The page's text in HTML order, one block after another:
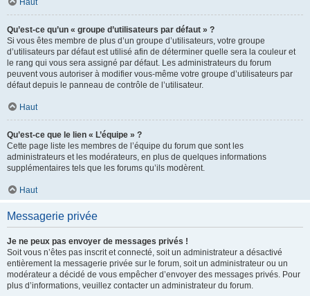
Haut
Qu’est-ce qu’un « groupe d’utilisateurs par défaut » ?
Si vous êtes membre de plus d’un groupe d’utilisateurs, votre groupe
d’utilisateurs par défaut est utilisé afin de déterminer quelle sera la couleur et
le rang qui vous sera assigné par défaut. Les administrateurs du forum
peuvent vous autoriser à modifier vous-même votre groupe d’utilisateurs par
défaut depuis le panneau de contrôle de l’utilisateur.
Haut
Qu’est-ce que le lien « L’équipe » ?
Cette page liste les membres de l’équipe du forum que sont les
administrateurs et les modérateurs, en plus de quelques informations
supplémentaires tels que les forums qu’ils modèrent.
Haut
Messagerie privée
Je ne peux pas envoyer de messages privés !
Soit vous n’êtes pas inscrit et connecté, soit un administrateur a désactivé
entièrement la messagerie privée sur le forum, soit un administrateur ou un
modérateur a décidé de vous empêcher d’envoyer des messages privés. Pour
plus d’informations, veuillez contacter un administrateur du forum.